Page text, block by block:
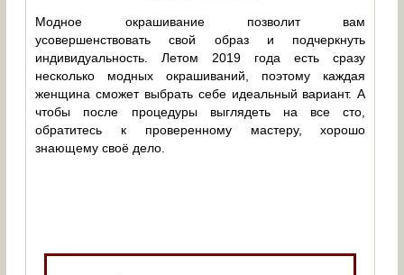
Модное окрашивание позволит вам
усовершенствовать свой образ и подчеркнуть
индивидуальность. Летом 2019 года есть сразу
несколько модных окрашиваний, поэтому каждая
женщина сможет выбрать себе идеальный вариант. А
чтобы после процедуры выглядеть на все сто,
обратитесь к проверенному мастеру, хорошо
знающему своё дело.